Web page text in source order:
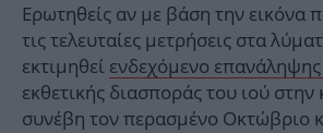
Ερωτηθείς αν με βάση την εικόνα
τις τελευταίες μετρήσεις στα
εκτιμηθεί ενδεχόμενο
εκθετικής διασποράς του ιού
συνέβη τον περασμένο Οκτώβριο